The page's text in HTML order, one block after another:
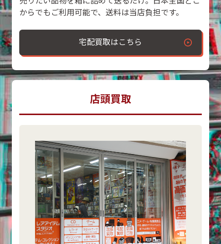
からでもご利用可能で、送料は当店負担です。
宅配買取はこちら
店頭買取